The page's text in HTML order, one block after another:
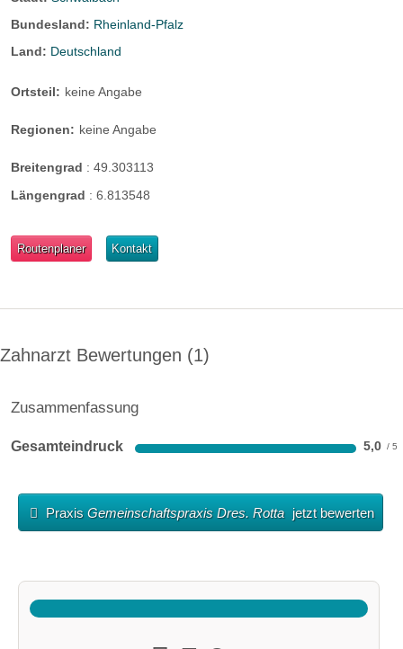
Bundesland: Rheinland-Pfalz
Land: Deutschland
Ortsteil: keine Angabe
Regionen: keine Angabe
Breitengrad : 49.303113
Längengrad : 6.813548
Routenplaner Kontakt
Zahnarzt Bewertungen 1
Zusammenfassung
Gesamteindruck 5,0
Praxis Gemeinschaftspraxis Dres. Rotta jetzt bewerten